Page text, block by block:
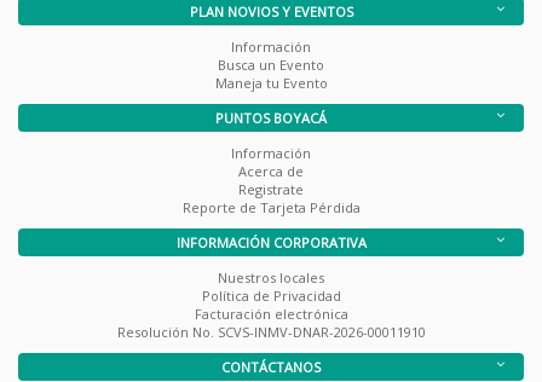
PLAN NOVIOS Y EVENTOS
Información
Busca un Evento
Maneja tu Evento
PUNTOS BOYACÁ
Información
Acerca de
Registrate
Reporte de Tarjeta Pérdida
INFORMACIÓN CORPORATIVA
Nuestros locales
Política de Privacidad
Facturación electrónica
Resolución No. SCVS-INMV-DNAR-2026-00011910
CONTÁCTANOS